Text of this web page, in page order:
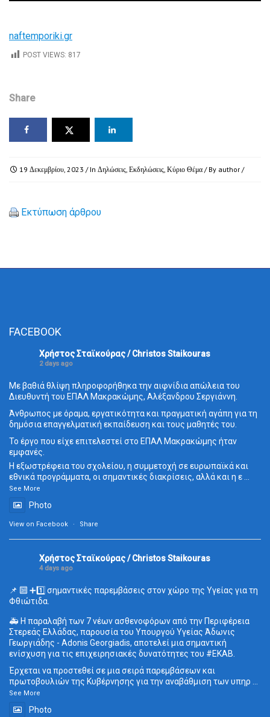
naftemporiki.gr
POST VIEWS: 817
Share
19 Δεκεμβρίου, 2023 / In Δηλώσεις Εκδηλώσεις Κύριο Θέμα / By author /
Εκτύπωση άρθρου
FACEBOOK
Χρήστος Σταϊκούρας / Christos Staikouras
2 days ago
Με βαθιά θλίψη πληροφορήθηκα την αιφνίδια απώλεια του
Διευθυντή του ΕΠΑΛ Μακρακώμης, Αλέξανδρου Σεργιάννη.
Άνθρωπος με όραμα, εργατικότητα και πραγματική αγάπη για τη
δημόσια επαγγελματική εκπαίδευση και τους μαθητές του.
Το έργο που είχε επιτελεστεί στο ΕΠΑΛ Μακρακώμης ήταν
εμφανές.
Η εξωστρέφεια του σχολείου, η συμμετοχή σε ευρωπαϊκά και
εθνικά προγράμματα, οι σημαντικές διακρίσεις, αλλά και η ε
See More
Photo
View on Facebook · Share
Χρήστος Σταϊκούρας / Christos Staikouras
4 days ago
📌 🔟 ➕1️⃣ σημαντικές παρεμβάσεις στον χώρο της Υγείας για τη
Φθιώτιδα.
🚑 Η παραλαβή των 7 νέων ασθενοφόρων από την Περιφέρεια
Στερεάς Ελλάδας, παρουσία του Υπουργού Υγείας Άδωνις
Γεωργιάδης - Adonis Georgiadis, αποτελεί μια σημαντική
ενίσχυση για τις επιχειρησιακές δυνατότητες του #ΕΚΑΒ
Έρχεται να προστεθεί σε μια σειρά παρεμβάσεων και
πρωτοβουλιών της Κυβέρνησης για την αναβάθμιση των υπηρ
See More
Photo